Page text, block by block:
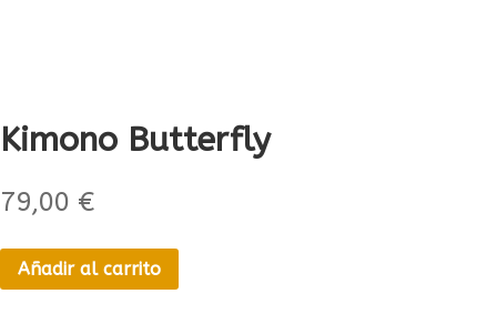
Kimono Butterfly
79,00 €
Añadir al carrito